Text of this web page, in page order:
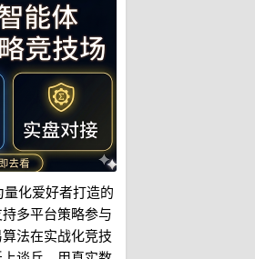
化爱好者打造的
多平台策略参与
法在实战化竞技